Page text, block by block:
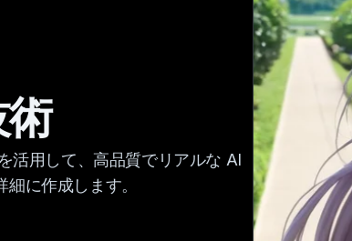
活用して、高品質でリアルな AI
に作成します。